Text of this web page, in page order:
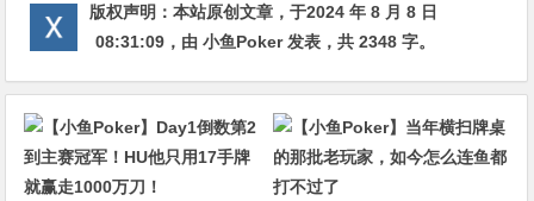
版权声明：本站原创文章，于2024 年 8 月 8 日
08:31:09 ，由小鱼Poker发表，共 2348 字。